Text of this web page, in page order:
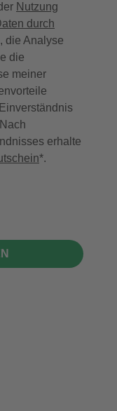
Nutzung
durch
die Analyse
die
meiner
erhalte
*.